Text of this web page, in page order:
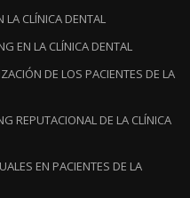
LA CLÍNICA DENTAL
EN LA CLÍNICA DENTAL
DE LOS PACIENTES DE LA
REPUTACIONAL DE LA CLÍNICA
EN PACIENTES DE LA